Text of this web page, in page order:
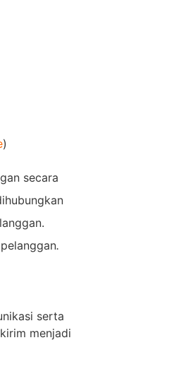
)
secara
.
serta
menjadi